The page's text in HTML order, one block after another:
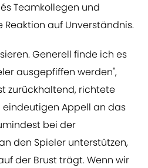
Teamkollegen und
auf Unverständnis.
Generell finde ich es
ausgepfiffen werden",
zurückhaltend, richtete
Appell an das
bei der
den Spieler unterstützen,
der Brust trägt. Wenn wir